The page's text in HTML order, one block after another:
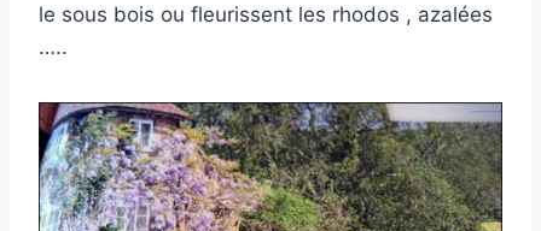
le sous bois ou fleurissent les rhodos , azalées
…..